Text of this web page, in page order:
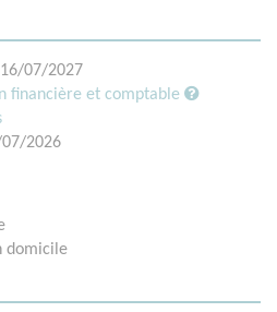
07/2027
financière et comptable
2026
domicile